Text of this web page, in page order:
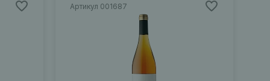
Артикул 001687